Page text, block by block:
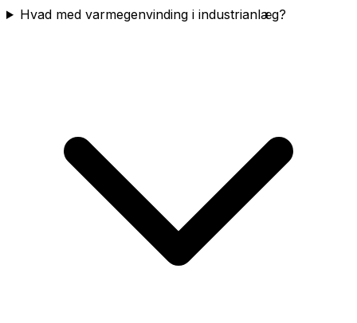
Hvad med varmegenvinding i industrianlæg?